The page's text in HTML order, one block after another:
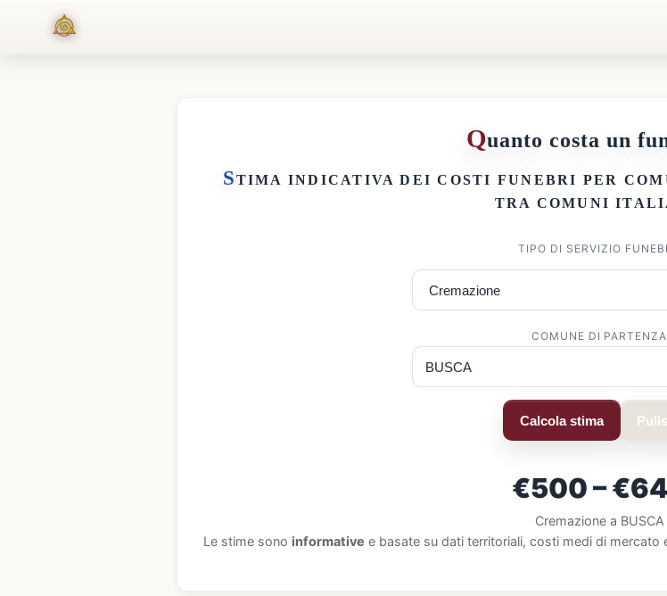
Quanto costa un
STIMA INDICATIVA DEICOSTI FUNEBRI PER
TRA COMUNI
TIPO DI SERVIZIO
COMUNE DI PARTENZA
Calcola stima
€500 –
Cremazione a BUSCA
Le stime sono informative e basate su dati territoriali, costi medi di